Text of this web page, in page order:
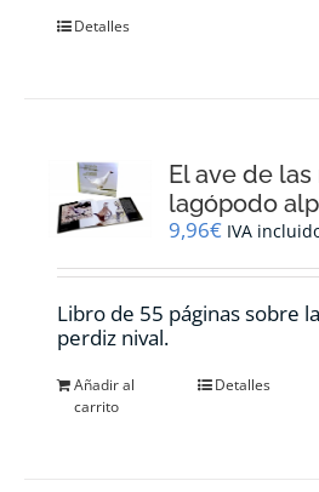
Detalles
El ave de
lagópodo
9,96€ IVA
Libro de 55 páginas sobre la
perdiz nival.
Añadir al
carrito
Detalles